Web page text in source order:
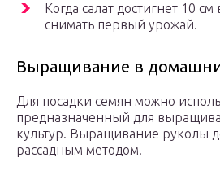
Когда салат достигнет 10
снимать первый урожай.
Выращивание в
Для посадки семян можно
предназначенный для
культур. Выращивание руколы
рассадным методом.